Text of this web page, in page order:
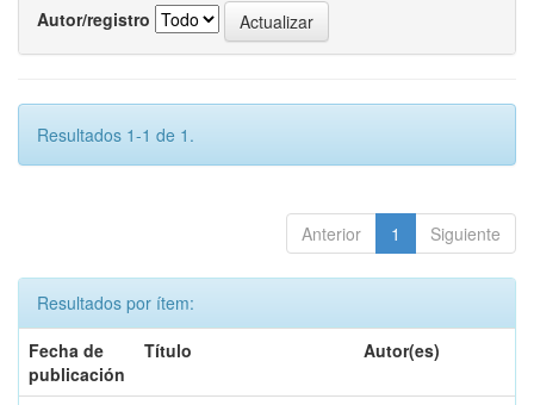
Autor/registro
Resultados 1-1 de 1.
Anterior 1 Siguiente
Resultados por ítem:
Fecha de
publicación
Título Autor(es)